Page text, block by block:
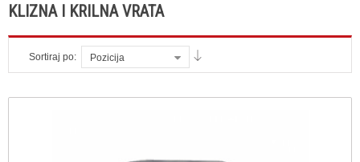
KLIZNA I KRILNA VRATA
Sortiraj po: Pozicija